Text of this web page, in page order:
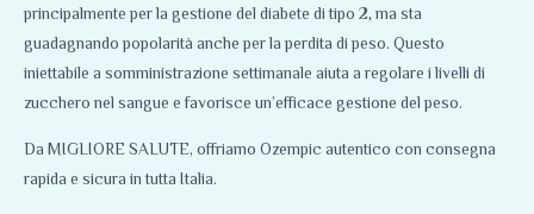
principalmente per la gestione del diabete di tipo 2, ma sta
guadagnando popolarità anche per la perdita di peso. Questo
iniettabile a somministrazione settimanale aiuta a regolare i livelli di
zucchero nel sangue e favorisce un’efficace gestione del peso.
Da MIGLIORE SALUTE, offriamo Ozempic autentico con consegna
rapida e sicura in tutta Italia.